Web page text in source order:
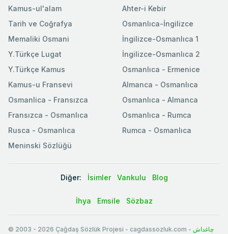
Kamus-ul'alam
Tarih ve Coğrafya
Memaliki Osmani
Y.Türkçe Lugat
Y.Türkçe Kamus
Ahter-i Kebir
Osmanlıca-İngilizce
İngilizce-Osmanlıca 1
İngilizce-Osmanlıca 2
Osmanlıca - Ermenice
Kamus-u Fransevi
Osmanlica - Fransızca
Fransızca - Osmanlıca
Rusca - Osmanlıca
Meninski Sözlüğü
Almanca - Osmanlıca
Osmanlıca - Almanca
Osmanlıca - Rumca
Rumca - Osmanlıca
Diğer: İsimler Vankulu Blog
İhya Emsile Sözbaz
© 2003 - 2026 Çağdaş Sözlük Projesi - cagdassozluk.com - چاغداش